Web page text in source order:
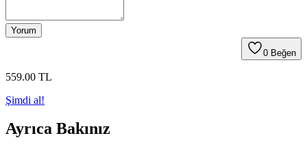
Yorum
0 Beğen
559.00 TL
Şimdi al!
Ayrıca Bakınız